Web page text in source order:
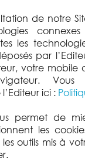
de notre
les
par
votre mobile
Vous
ici :
permet de
les
outils mis à